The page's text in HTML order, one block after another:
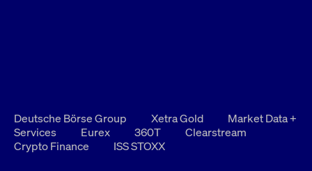
Deutsche Börse Group Xetra Gold
Market Data +
Services
Eurex 360T
Clearstream
Crypto Finance
ISS STOXX